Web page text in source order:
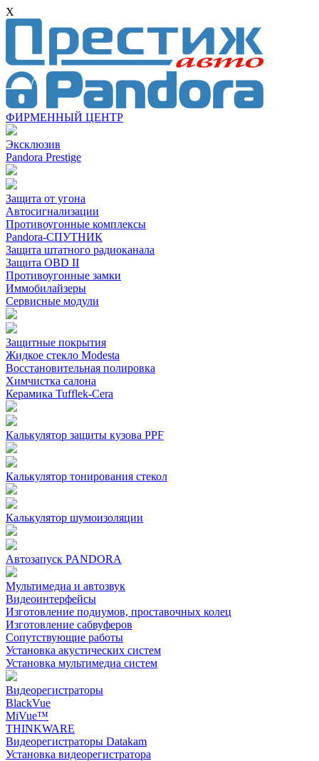
X
ФИРМЕННЫЙ ЦЕНТР
Эксклюзив
Pandora Prestige
Защита от угона
Автосигнализации
Противоугонные комплексы
Pandora-СПУТНИК
Защита штатного радиоканала
Защита OBD II
Противоугонные замки
Иммобилайзеры
Сервисные модули
Защитные покрытия
Жидкое стекло Modesta
Восстановительная полировка
Химчистка салона
Керамика Tufflek-Cera
Калькулятор защиты кузова PPF
Калькулятор тонирования стекол
Калькулятор шумоизоляции
Автозапуск PANDORA
Мультимедиа и автозвук
Видеоинтерфейсы
Изготовление подиумов, проставочных колец
Изготовление сабвуферов
Сопутствующие работы
Установка акустических систем
Установка мультимедиа систем
Видеорегистраторы
BlackVue
MiVue™
THINKWARE
Видеорегистраторы Datakam
Установка видеорегистратора